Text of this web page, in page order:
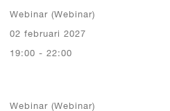
Webinar (Webinar)
02 februari 2027
19:00 - 22:00
Webinar (Webinar)